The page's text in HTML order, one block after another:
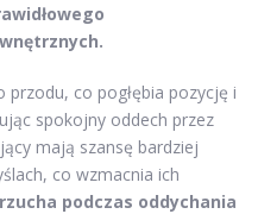
co pogłębia pozycję i
spokojny oddech przez
mają szansę bardziej
co wzmacnia ich
podczas oddychania